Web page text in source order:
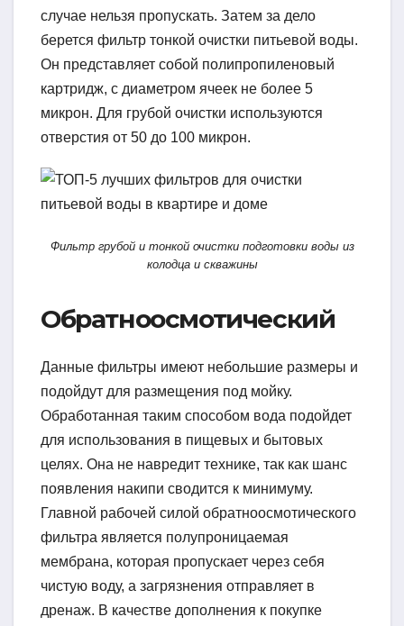
случае нельзя пропускать. Затем за дело
берется фильтр тонкой очистки питьевой воды.
Он представляет собой полипропиленовый
картридж, с диаметром ячеек не более 5
микрон. Для грубой очистки используются
отверстия от 50 до 100 микрон.
Фильтр грубой и тонкой очистки подготовки воды из
колодца и скважины
Обратноосмотический
Данные фильтры имеют небольшие размеры и
подойдут для размещения под мойку.
Обработанная таким способом вода подойдет
для использования в пищевых и бытовых
целях. Она не навредит технике, так как шанс
появления накипи сводится к минимуму.
Главной рабочей силой обратноосмотического
фильтра является полупроницаемая
мембрана, которая пропускает через себя
чистую воду, а загрязнения отправляет в
дренаж. В качестве дополнения к покупке